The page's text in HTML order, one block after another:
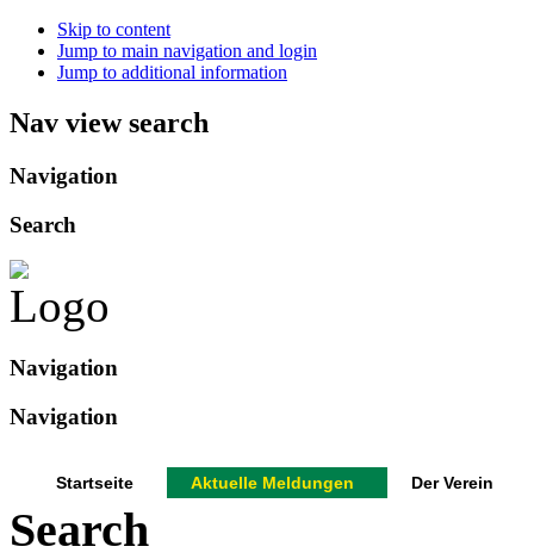
Skip to content
Jump to main navigation and login
Jump to additional information
Nav view search
Navigation
Search
Navigation
Navigation
Startseite Aktuelle Meldungen Der Verein
Search